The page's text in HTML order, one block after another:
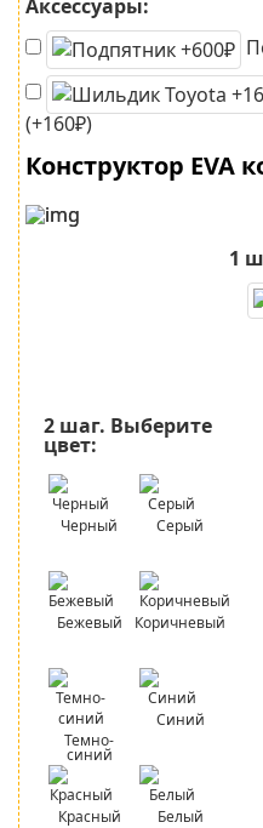
Аксессуары:
(+160₽)
Конструктор EVA
1
2 шаг. Выберите
цвет:
Черный Серый
Бежевый Коричневый
Темно-
синий
Синий
Красный Белый